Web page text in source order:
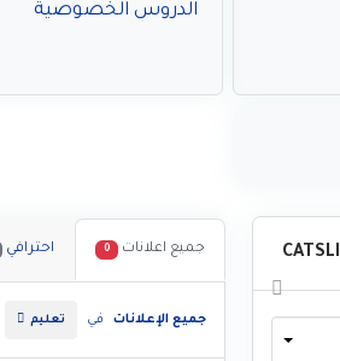
الدروس الخصوصية
جميع اعلانات 0 احترافي
جميع الإعلانات في تعليم